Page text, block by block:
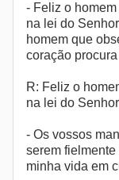
- Feliz o
na lei do
homem que
coração
R: Feliz o
na lei do
- Os vossos
serem
minha vida em